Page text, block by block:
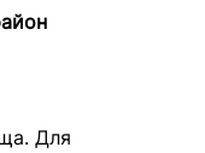
Для